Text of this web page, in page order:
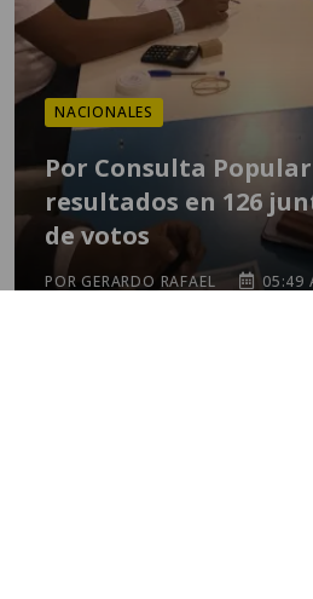
NACIONALES
Por Consulta
resultados en 126
de votos
POR GERARDO RAFAEL 05:49